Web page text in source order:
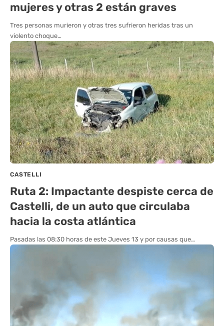
mujeres y otras 2 están graves
Tres personas murieron y otras tres sufrieron heridas tras un
violento choque…
CASTELLI
Ruta 2: Impactante despiste cerca de
Castelli, de un auto que circulaba
hacia la costa atlántica
Pasadas las 08:30 horas de este Jueves 13 y por causas que…